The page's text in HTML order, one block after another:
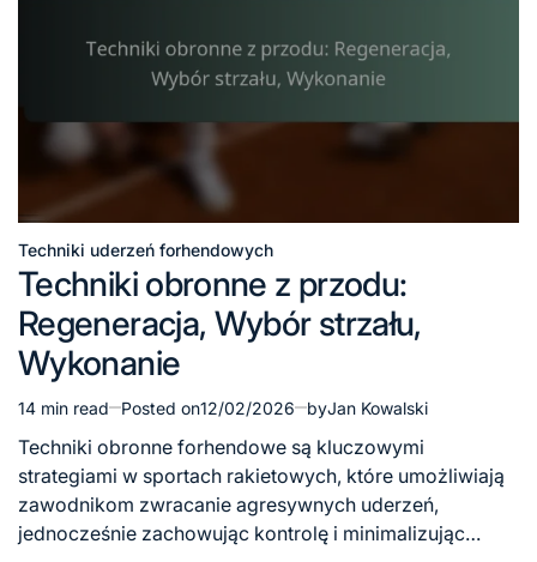
Posted
Techniki uderzeń forhendowych
Techniki obronne z przodu:
Regeneracja, Wybór strzału,
Wykonanie
Estimated
read
time
14 min read Posted on12/02/2026 byJan Kowalski
Techniki obronne forhendowe są kluczowymi
strategiami w sportach rakietowych, które umożliwiają
zawodnikom zwracanie agresywnych uderzeń,
jednocześnie zachowując kontrolę i minimalizując…